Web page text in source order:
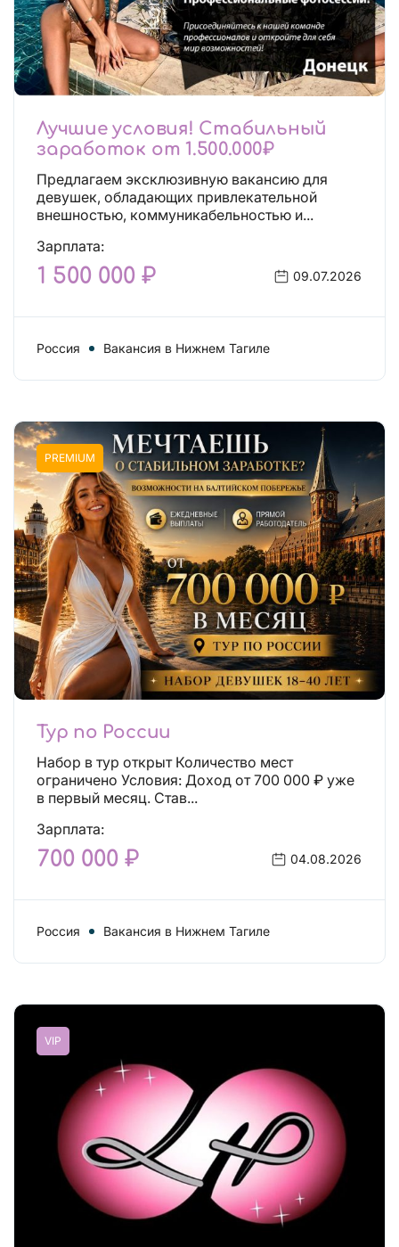
Лучшие условия! Стабильный
заработок от 1.500.000₽
Предлагаем эксклюзивную вакансию для
девушек, обладающих привлекательной
внешностью, коммуникабельностью и...
Зарплата:
1 500 000 ₽ 09.07.2026
Россия Вакансия в Нижнем Тагиле
PREMIUM
Тур по России
Набор в тур открыт Количество мест
ограничено Условия: Доход от 700 000 ₽ уже
в первый месяц. Став...
Зарплата:
700 000 ₽ 04.08.2026
Россия Вакансия в Нижнем Тагиле
VIP